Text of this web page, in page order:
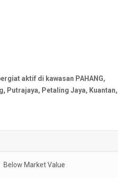
aktif di kawasan PAHANG,
Putrajaya, Petaling Jaya, Kuantan,
Below Market Value